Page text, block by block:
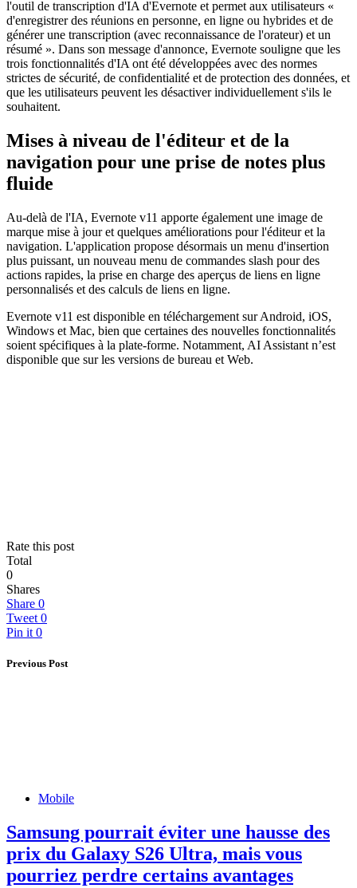
l'outil de transcription d'IA d'Evernote et permet aux utilisateurs «
d'enregistrer des réunions en personne, en ligne ou hybrides et de
générer une transcription (avec reconnaissance de l'orateur) et un
résumé ». Dans son message d'annonce, Evernote souligne que les
trois fonctionnalités d'IA ont été développées avec des normes
strictes de sécurité, de confidentialité et de protection des données, et
que les utilisateurs peuvent les désactiver individuellement s'ils le
souhaitent.
Mises à niveau de l'éditeur et de la
navigation pour une prise de notes plus
fluide
Au-delà de l'IA, Evernote v11 apporte également une image de
marque mise à jour et quelques améliorations pour l'éditeur et la
navigation. L'application propose désormais un menu d'insertion
plus puissant, un nouveau menu de commandes slash pour des
actions rapides, la prise en charge des aperçus de liens en ligne
personnalisés et des calculs de liens en ligne.
Evernote v11 est disponible en téléchargement sur Android, iOS,
Windows et Mac, bien que certaines des nouvelles fonctionnalités
soient spécifiques à la plate-forme. Notamment, AI Assistant n’est
disponible que sur les versions de bureau et Web.
Rate this post
Total
0
Shares
Share 0
Tweet 0
Pin it 0
Previous Post
Mobile
Samsung pourrait éviter une hausse des
prix du Galaxy S26 Ultra, mais vous
pourriez perdre certains avantages